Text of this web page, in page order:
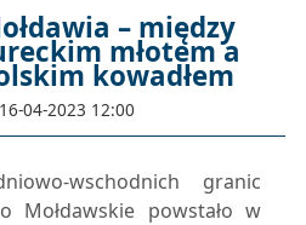
– między
młotem a
kowadłem
16-04-2023 12:00
wschodnich granic
Mołdawskie powstało w